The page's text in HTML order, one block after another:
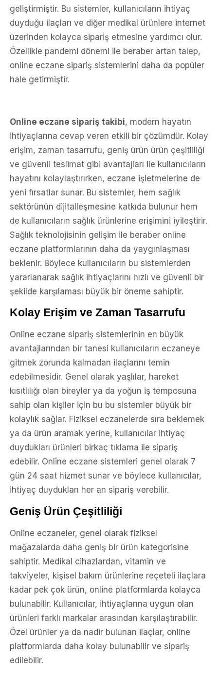
geliştirmiştir. Bu sistemler, kullanıcıların ihtiyaç
duyduğu ilaçları ve diğer medikal ürünlere internet
üzerinden kolayca sipariş etmesine yardımcı olur.
Özellikle pandemi dönemi ile beraber artan talep,
online eczane sipariş sistemlerini daha da popüler
hale getirmiştir.
Online eczane sipariş takibi, modern hayatın
ihtiyaçlarına cevap veren etkili bir çözümdür. Kolay
erişim, zaman tasarrufu, geniş ürün ürün çeşitliliği
ve güvenli teslimat gibi avantajları ile kullanıcıların
hayatını kolaylaştırırken, eczane işletmelerine de
yeni fırsatlar sunar. Bu sistemler, hem sağlık
sektörünün dijitalleşmesine katkıda bulunur hem
de kullanıcıların sağlık ürünlerine erişimini iyileştirir.
Sağlık teknolojisinin gelişim ile beraber online
eczane platformlarının daha da yaygınlaşması
beklenir. Böylece kullanıcıların bu sistemlerden
yararlanarak sağlık ihtiyaçlarını hızlı ve güvenli bir
şekilde karşılaması büyük bir öneme sahiptir.
Kolay Erişim ve Zaman Tasarrufu
Online eczane sipariş sistemlerinin en büyük
avantajlarından bir tanesi kullanıcıların eczaneye
gitmek zorunda kalmadan ilaçlarını temin
edebilmesidir. Genel olarak yaşlılar, hareket
kısıtlılığı olan bireyler ya da yoğun iş temposuna
sahip olan kişiler için bu bu sistemler büyük bir
kolaylık sağlar. Fiziksel eczanelerde sıra beklemek
ya da ürün aramak yerine, kullanıcılar ihtiyaç
duydukları ürünleri birkaç tıklama ile sipariş
edebilir. Online eczane sistemleri genel olarak 7
gün 24 saat hizmet sunar ve böylece kullanıcılar,
ihtiyaç duydukları her an sipariş verebilir.
Geniş Ürün Çeşitliliği
Online eczaneler, genel olarak fiziksel
mağazalarda daha geniş bir ürün kategorisine
sahiptir. Medikal cihazlardan, vitamin ve
takviyeler, kişisel bakım ürünlerine reçeteli ilaçlara
kadar pek çok ürün, online platformlarda kolayca
bulunabilir. Kullanıcılar, ihtiyaçlarına uygun olan
ürünleri farklı markalar arasından karşılaştırabilir.
Özel ürünler ya da nadir bulunan ilaçlar, online
platformlarda daha kolay bulunabilir ve sipariş
edilebilir.